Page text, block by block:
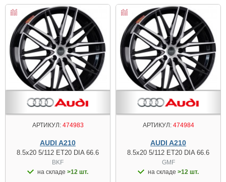
АРТИКУЛ:474983
AUDI A210
8.5x20 5/112 ET20 DIA 66.6
BKF
на складе >12 шт.
АРТИКУЛ:474984
AUDI A210
8.5x20 5/112 ET20 DIA 66.6
GMF
на складе >12 шт.